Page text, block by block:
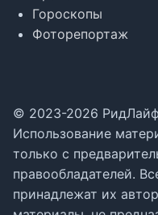
Гороскопы
Фоторепортаж
© 2023-2026
Использование
только с
правообладателей.
принадлежат их